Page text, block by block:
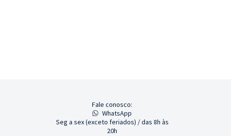
Fale conosco:
WhatsApp
Seg a sex (exceto feriados) / das 8h às
20h